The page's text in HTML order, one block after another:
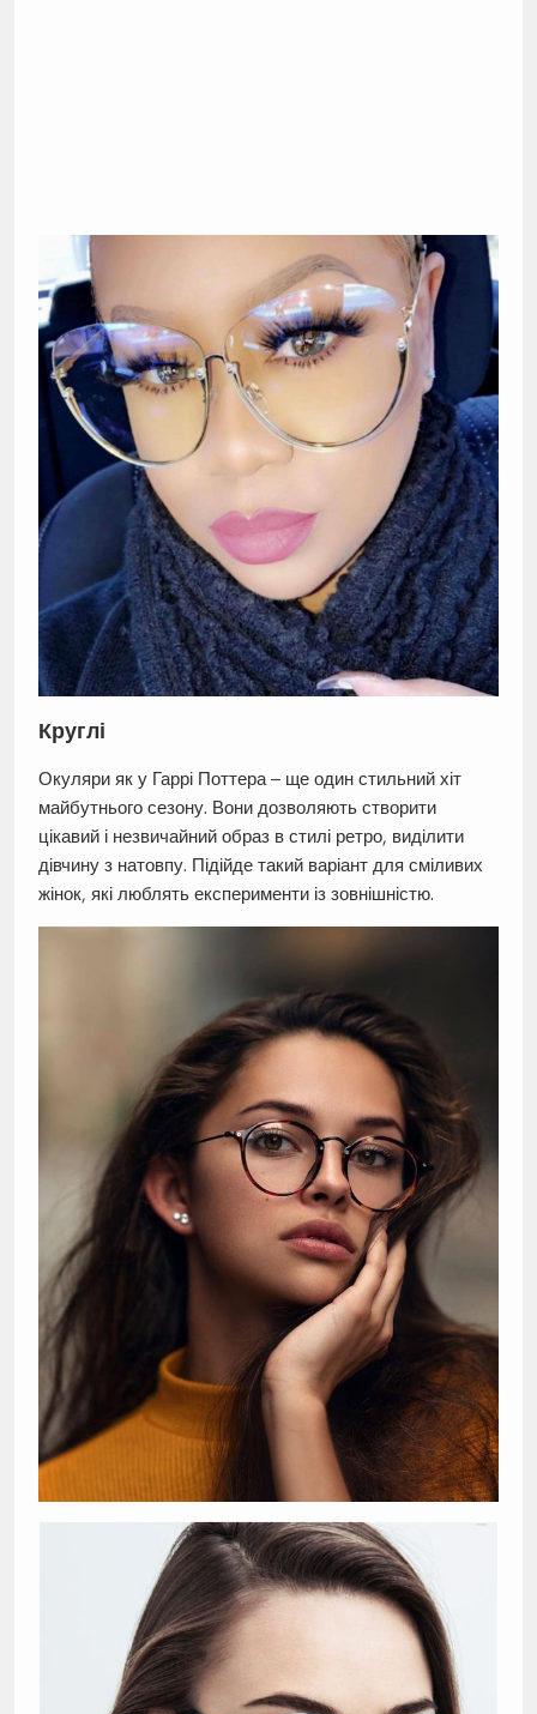
Круглі
Окуляри як у Гаррі Поттера – ще один стильний хіт
майбутнього сезону. Вони дозволяють створити
цікавий і незвичайний образ в стилі ретро, виділити
дівчину з натовпу. Підійде такий варіант для сміливих
жінок, які люблять експерименти із зовнішністю.